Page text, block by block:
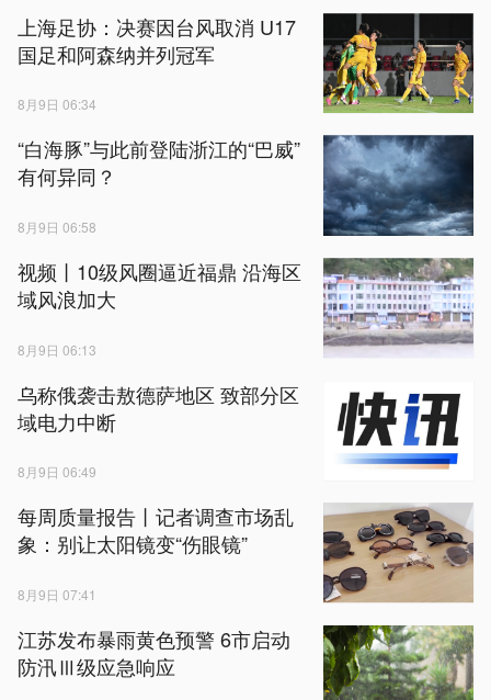
上海足协：决赛因台风取消 U17
国足和阿森纳并列冠军
8月9日 06:34
“白海豚”与此前登陆浙江的“巴威”
有何异同？
8月9日 06:58
视频丨10级风圈逼近福鼎 沿海区
域风浪加大
8月9日 06:13
乌称俄袭击敖德萨地区 致部分区
域电力中断
8月9日 06:49
每周质量报告丨记者调查市场乱
象：别让太阳镜变“伤眼镜”
8月9日 07:41
江苏发布暴雨黄色预警 6市启动
防汛Ⅲ级应急响应